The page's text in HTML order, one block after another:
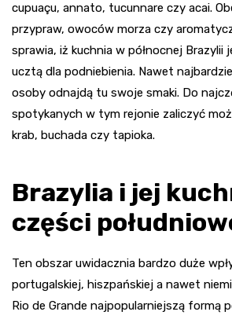
cupuaçu, annato, tucunnare czy acai.
przypraw, owoców morza czy
sprawia, iż kuchnia w północnej Brazylii
ucztą dla podniebienia. Nawet
osoby odnajdą tu swoje smaki. Do
spotykanych w tym rejonie zaliczyć
krab, buchada czy tapioka.
Brazylia i jej
części
Ten obszar uwidacznia bardzo duże
portugalskiej, hiszpańskiej a nawet
Rio de Grande najpopularniejszą formą